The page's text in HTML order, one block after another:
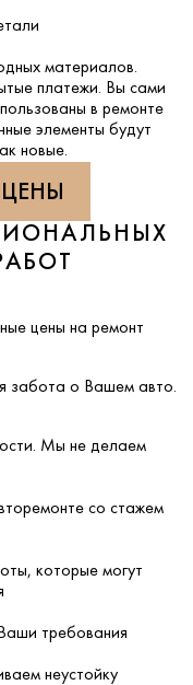
материалов.
платежи. Вы сами
в ремонте
элементы будут
новые.
цены на ремонт
забота о Вашем авто.
Мы не делаем
со стажем
которые могут
требования
неустойку